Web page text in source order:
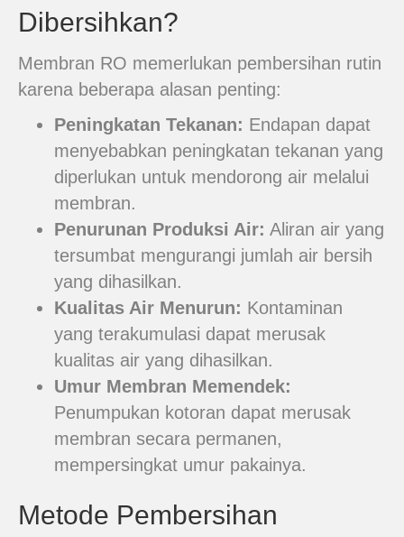
Dibersihkan?
Membran RO memerlukan pembersihan rutin
karena beberapa alasan penting:
Peningkatan Tekanan: Endapan dapat
menyebabkan peningkatan tekanan yang
diperlukan untuk mendorong air melalui
membran.
Penurunan Produksi Air: Aliran air yang
tersumbat mengurangi jumlah air bersih
yang dihasilkan.
Kualitas Air Menurun: Kontaminan
yang terakumulasi dapat merusak
kualitas air yang dihasilkan.
Umur Membran Memendek:
Penumpukan kotoran dapat merusak
membran secara permanen,
mempersingkat umur pakainya.
Metode Pembersihan